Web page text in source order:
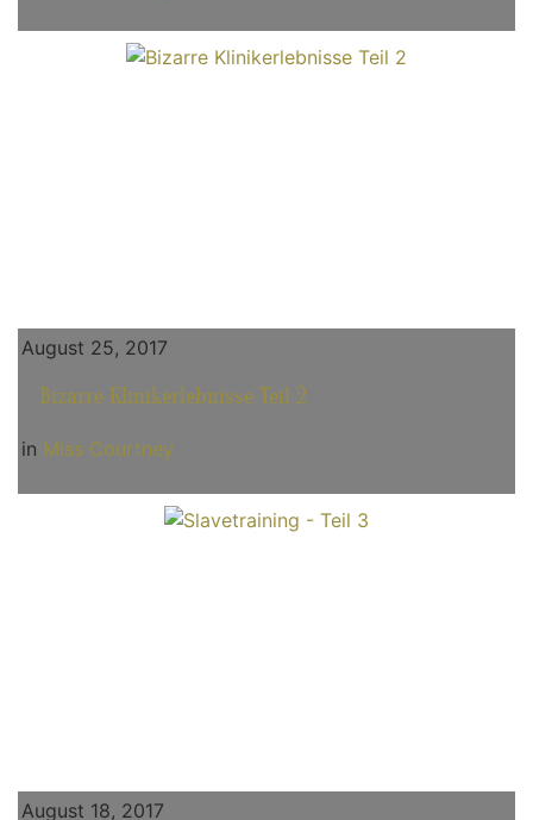
August 25, 2017
Bizarre Klinikerlebnisse Teil 2
in Miss Courtney
August 18, 2017